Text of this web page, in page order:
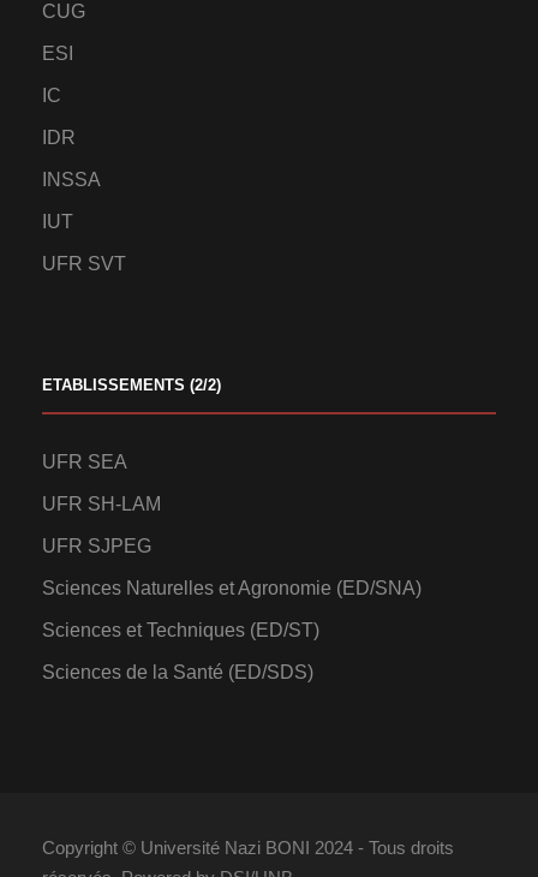
CUG
ESI
IC
IDR
INSSA
IUT
UFR SVT
ETABLISSEMENTS (2/2)
UFR SEA
UFR SH-LAM
UFR SJPEG
Sciences Naturelles et Agronomie (ED/SNA)
Sciences et Techniques (ED/ST)
Sciences de la Santé (ED/SDS)
Copyright © Université Nazi BONI 2024 - Tous droits